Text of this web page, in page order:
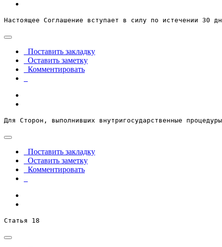
Настоящее Соглашение вступает в силу по истечении 30
Поставить закладку
Оставить заметку
Комментировать
Для Сторон, выполнивших внутригосударственные
Поставить закладку
Оставить заметку
Комментировать
Статья 18